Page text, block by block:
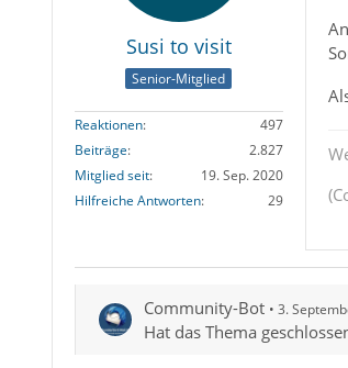
Susi to visit
Senior-Mitglied
Reaktionen
497
Beiträge
2.827
Mitglied seit
19. Sep. 2020
Hilfreiche Antworten
29
Community-Bot 3.
Hat das Thema